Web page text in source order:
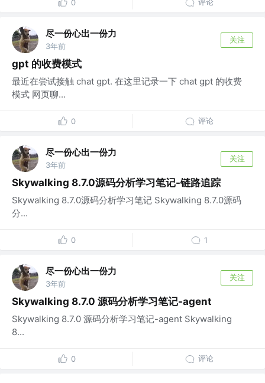
0
尽一份心出一份力
3年前
关注
gpt 的收费模式
最近在尝试接触 chat gpt. 在这里记录一下 chat gpt 的收费
模式 网页聊...
0 评论
尽一份心出一份力
3年前
关注
Skywalking 8.7.0源码分析学习笔记-链路追踪
Skywalking 8.7.0源码分析学习笔记 Skywalking 8.7.0源码
分...
0 1
尽一份心出一份力
3年前
关注
Skywalking 8.7.0 源码分析学习笔记-agent
Skywalking 8.7.0 源码分析学习笔记-agent Skywalking
8...
0 评论